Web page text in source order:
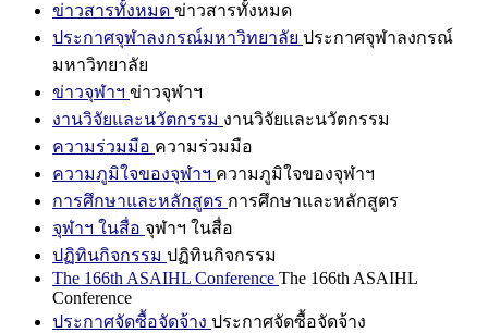
ข่าวสารทั้งหมด ข่าวสารทั้งหมด
ประกาศจุฬาลงกรณ์มหาวิทยาลัย ประกาศจุฬาลงกรณ์
มหาวิทยาลัย
ข่าวจุฬาฯ ข่าวจุฬาฯ
งานวิจัยและนวัตกรรม งานวิจัยและนวัตกรรม
ความร่วมมือ ความร่วมมือ
ความภูมิใจของจุฬาฯ ความภูมิใจของจุฬาฯ
การศึกษาและหลักสูตร การศึกษาและหลักสูตร
จุฬาฯ ในสื่อ จุฬาฯ ในสื่อ
ปฏิทินกิจกรรม ปฏิทินกิจกรรม
The 166th ASAIHL Conference The 166th ASAIHL
Conference
ประกาศจัดซื้อจัดจ้าง ประกาศจัดซื้อจัดจ้าง